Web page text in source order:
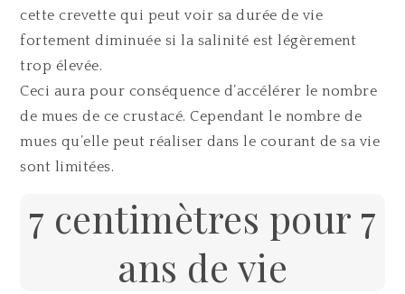
cette crevette qui peut voir sa durée de vie
fortement diminuée si la salinité est légèrement
trop élevée.
Ceci aura pour conséquence d’accélérer le nombre
de mues de ce crustacé. Cependant le nombre de
mues qu’elle peut réaliser dans le courant de sa vie
sont limitées.
7 centimètres pour 7
ans de vie